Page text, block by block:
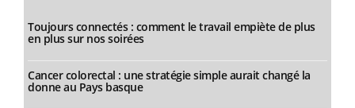
Toujours connectés : comment le travail empiète de plus
en plus sur nos soirées
Cancer colorectal : une stratégie simple aurait changé la
donne au Pays basque